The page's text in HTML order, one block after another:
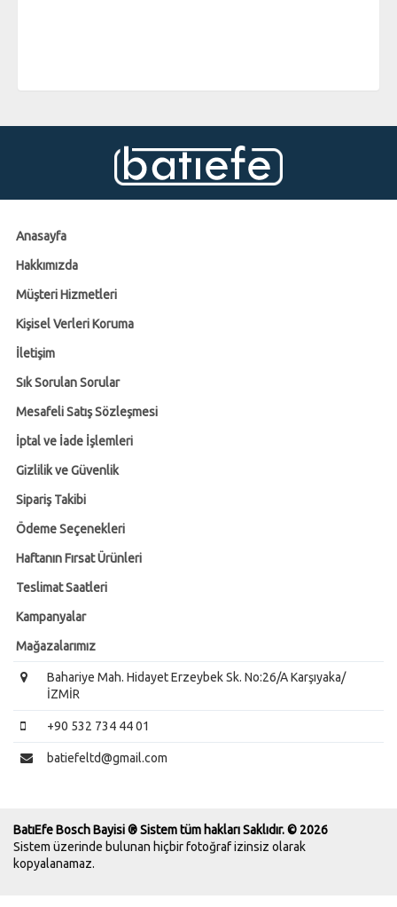
Anasayfa
Hakkımızda
Müşteri Hizmetleri
Kişisel Verleri Koruma
İletişim
Sık Sorulan Sorular
Mesafeli Satış Sözleşmesi
İptal ve İade İşlemleri
Gizlilik ve Güvenlik
Sipariş Takibi
Ödeme Seçenekleri
Haftanın Fırsat Ürünleri
Teslimat Saatleri
Kampanyalar
Mağazalarımız
Bahariye Mah. Hidayet Erzeybek Sk. No:26/A Karşıyaka/
İZMİR
+90 532 734 44 01
batiefeltd@gmail.com
BatıEfe Bosch Bayisi ® Sistem tüm hakları Saklıdır. © 2026
Sistem üzerinde bulunan hiçbir fotoğraf izinsiz olarak
kopyalanamaz.